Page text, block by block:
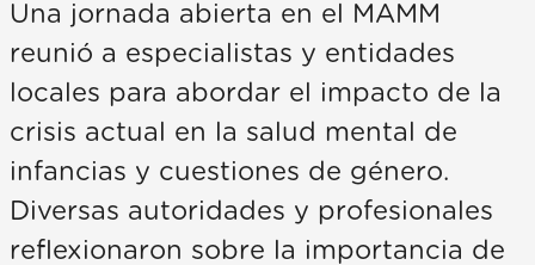
Una jornada abierta en el MAMM
reunió a especialistas y entidades
locales para abordar el impacto de la
crisis actual en la salud mental de
infancias y cuestiones de género.
Diversas autoridades y profesionales
reflexionaron sobre la importancia de